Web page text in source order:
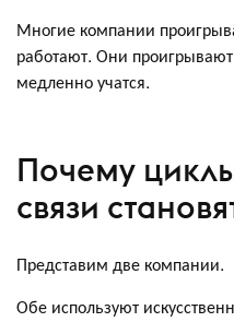
Многие компании
работают. Они
медленно учатся.
Почему
связи
Представим две компании.
Обе используют